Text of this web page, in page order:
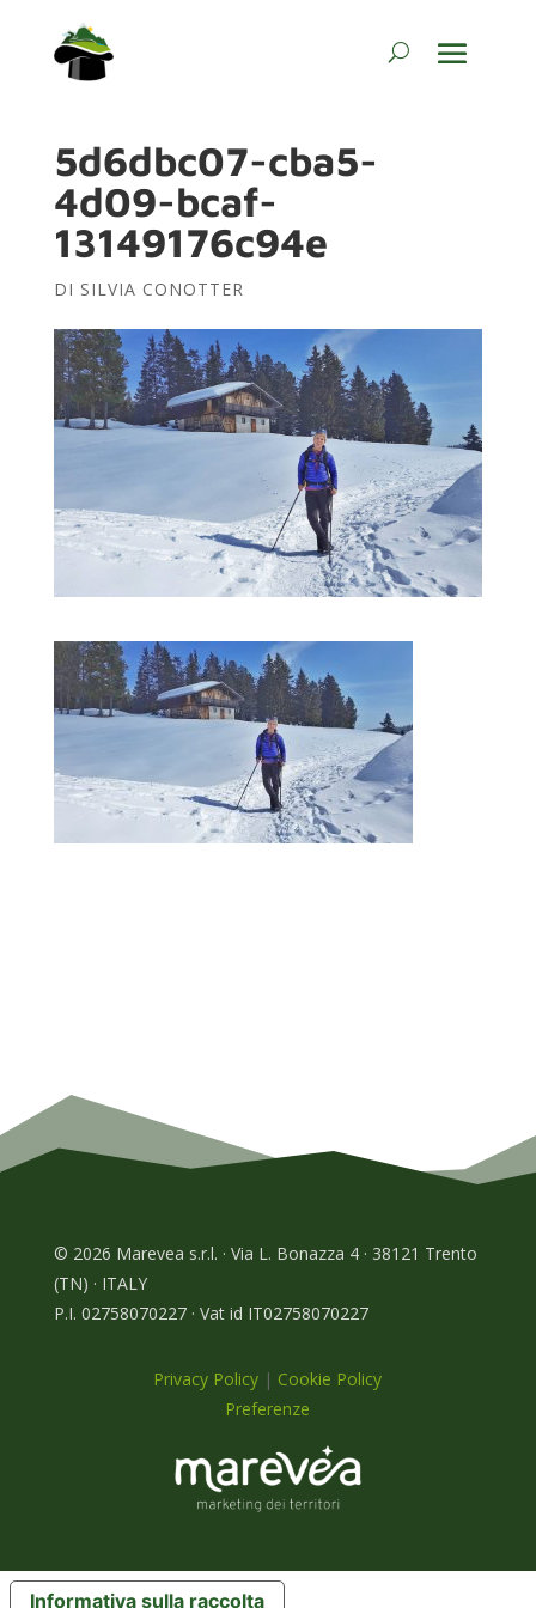
5d6dbc07-cba5-
4d09-bcaf-
13149176c94e
DI SILVIA CONOTTER
© 2026 Marevea s.r.l. · Via L. Bonazza 4 · 38121 Trento
(TN) · ITALY
P.I. 02758070227 · Vat id IT02758070227
Privacy Policy | Cookie Policy
Preferenze
Informativa sulla raccolta